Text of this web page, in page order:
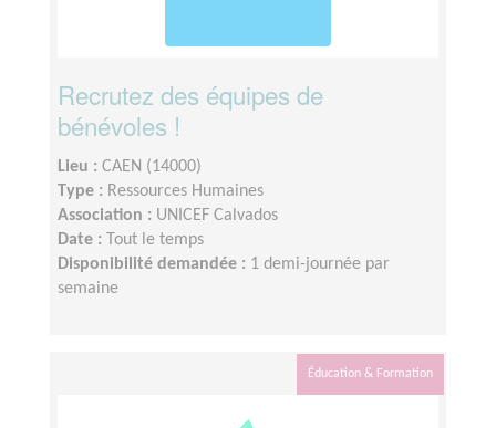
Recrutez des équipes de
bénévoles !
Lieu : CAEN (14000)
Type : Ressources Humaines
Association : UNICEF Calvados
Date :
Tout le temps
Disponibilité demandée : 1 demi-journée par
semaine
Éducation & Formation